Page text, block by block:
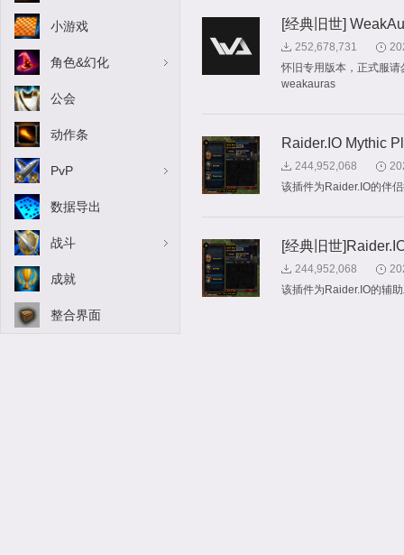
小游戏
角色&幻化
公会
动作条
PvP
数据导出
战斗
成就
整合界面
[经典旧世]
252,678,731
怀旧专用版本，正式服
weakauras
Raider.IO Mythic
244,952,068
该插件为Raider.IO的伴
[经典旧世
244,952,068
该插件为Raider.IO的辅